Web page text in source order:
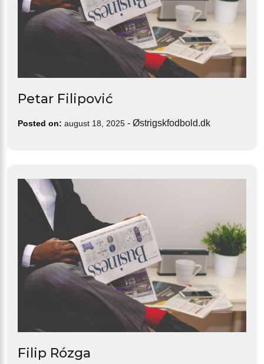
Petar Filipović
Posted on: august 18, 2025 - Østrigskfodbold.dk
Filip Rózga